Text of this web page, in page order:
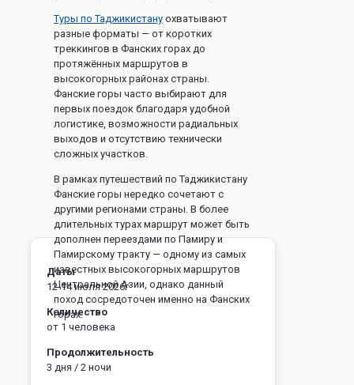
Туры по Таджикистану охватывают
разные форматы — от коротких
треккингов в Фанских горах до
протяжённых маршрутов в
высокогорных районах страны.
Фанские горы часто выбирают для
первых поездок благодаря удобной
логистике, возможности радиальных
выходов и отсутствию технически
сложных участков.
В рамках путешествий по Таджикистану
Фанские горы нередко сочетают с
другими регионами страны. В более
длительных турах маршрут может быть
дополнен переездами по Памиру и
Памирскому тракту — одному из самых
известных высокогорных маршрутов
Центральной Азии, однако данный
поход сосредоточен именно на Фанских
горах.
Даты
12-14 июля 2026г
Количество
от 1 человека
Продолжительность
3 дня / 2 ночи